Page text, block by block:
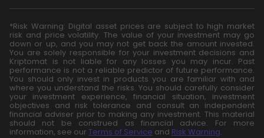
*Risk Warning: Digital asset prices are subject to high market
risk and price volatility. The value of your investment may go
down or up, and you may not get back the amount invested.
You are solely responsible for your investment decisions and
Kriptomat is not liable for any losses you may incur. Past
performance is not a reliable predictor of future performance.
You should only invest in products you are familiar with and
where you understand the risks. You should carefully consider
your investment experience, financial situation, investment
objectives and risk tolerance and consult an independent
financial adviser prior to making any investment. This material
should not be construed as financial advice. For more
information, see our Terms of Service and Risk Warning.